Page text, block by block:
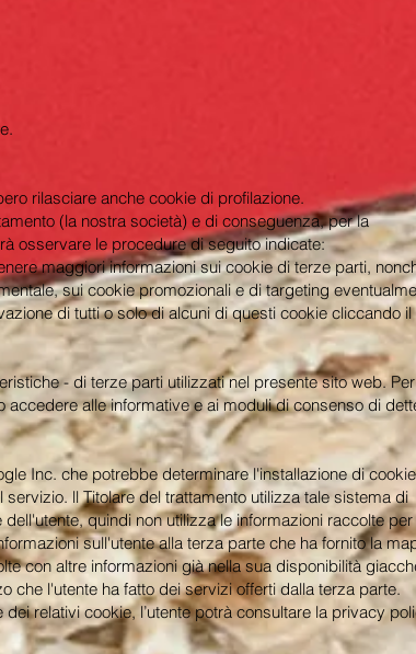
rilasciare anche cookie di profilazione.
(la nostra società) e di conseguenza, per la
osservare le procedure di seguito indicate:
maggiori informazioni sui cookie di terze parti,
sui cookie promozionali e di targeting
di tutti o solo di alcuni di questi cookie cliccando il
- di terze parti utilizzati nel presente sito web.
alle informative e ai moduli di consenso di
Inc. che potrebbe determinare l'installazione di
ll Titolare del trattamento utilizza tale sistema di
quindi non utilizza le informazioni raccolte per
sull'utente alla terza parte che ha fornito la
con altre informazioni già nella sua disponibilità
che l'utente ha fatto dei servizi offerti dalla terza parte.
relativi cookie, l’utente potrà consultare la privacy